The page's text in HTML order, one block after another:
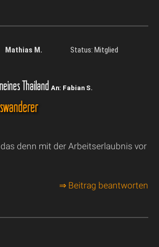
Mathias M.
Status: Mitglied
Thailand An: Fabian S.
denn mit der Arbeitserlaubnis vor
⇒ Beitrag beantworten